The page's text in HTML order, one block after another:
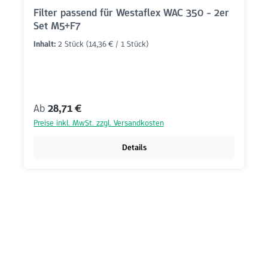
Filter passend für Westaflex WAC 350 - 2er
Set M5+F7
Inhalt: 2 Stück (14,36 € / 1 Stück)
Regulärer Preis:
Ab 28,71 €
Preise inkl. MwSt. zzgl. Versandkosten
Details